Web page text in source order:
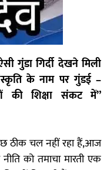
गुंडा गिर्दी देखने मिली
के नाम पर गुंडई –
की शिक्षा संकट में”
ठीक चल नहीं रहा हैं,आज
को तमाचा मारती एक